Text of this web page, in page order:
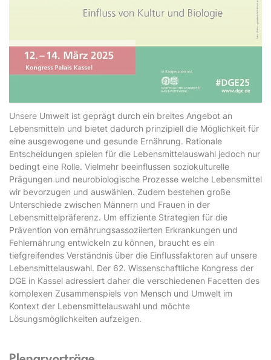
Unsere Umwelt ist geprägt durch ein breites Angebot an
Lebensmitteln und bietet dadurch prinzipiell die Möglichkeit für
eine ausgewogene und gesunde Ernährung. Rationale
Entscheidungen spielen für die Lebensmittelauswahl jedoch nur
bedingt eine Rolle. Vielmehr beeinflussen soziokulturelle
Prägungen und neurobiologische Prozesse welche Lebensmittel
wir bevorzugen und auswählen. Zudem bestehen große
Unterschiede zwischen Männern und Frauen in der
Lebensmittelpräferenz. Um effiziente Strategien für die
Prävention von ernährungsassoziierten Erkrankungen und
Fehlernährung entwickeln zu können, braucht es ein
tiefgreifendes Verständnis über die Einflussfaktoren auf unsere
Lebensmittelauswahl. Der 62. Wissenschaftliche Kongress der
DGE in Kassel adressiert daher die verschiedenen Facetten des
komplexen Zusammenspiels von Mensch und Umwelt im
Kontext der Lebensmittelauswahl und möchte
Lösungsmöglichkeiten aufzeigen.